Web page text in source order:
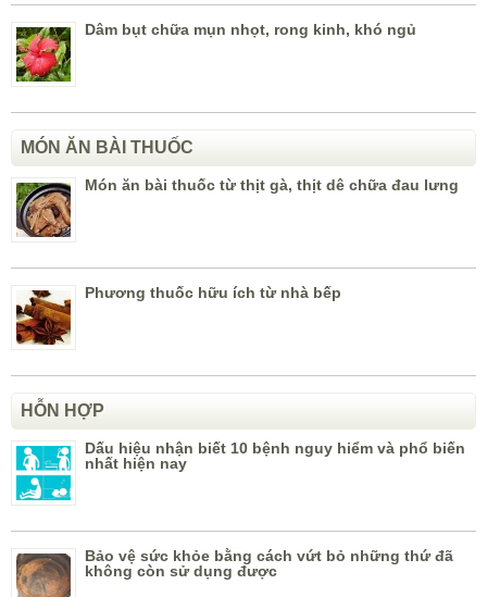
Dâm bụt chữa mụn nhọt, rong kinh, khó ngủ
MÓN ĂN BÀI THUỐC
Món ăn bài thuốc từ thịt gà, thịt dê chữa đau lưng
Phương thuốc hữu ích từ nhà bếp
HỖN HỢP
Dấu hiệu nhận biết 10 bệnh nguy hiểm và phổ biến
nhất hiện nay
Bảo vệ sức khỏe bằng cách vứt bỏ những thứ đã
không còn sử dụng được